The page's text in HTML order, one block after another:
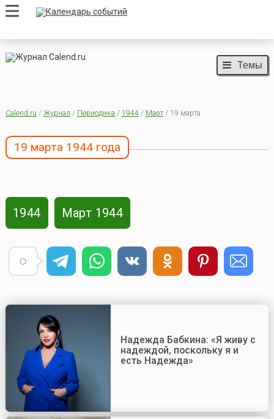
Темы
Calend.ru / Журнал / Периодика / 1944/ Март/ 19 марта
19 марта 1944 года
1944 Март 1944
Надежда Бабкина: «Я живу с
надеждой, поскольку я и
есть Надежда»